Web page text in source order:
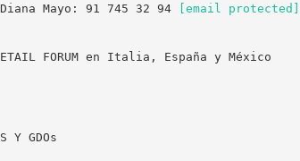
Mayo: 91 745 32 94
[email protected]
FORUM en Italia, España y México
Y GDOs